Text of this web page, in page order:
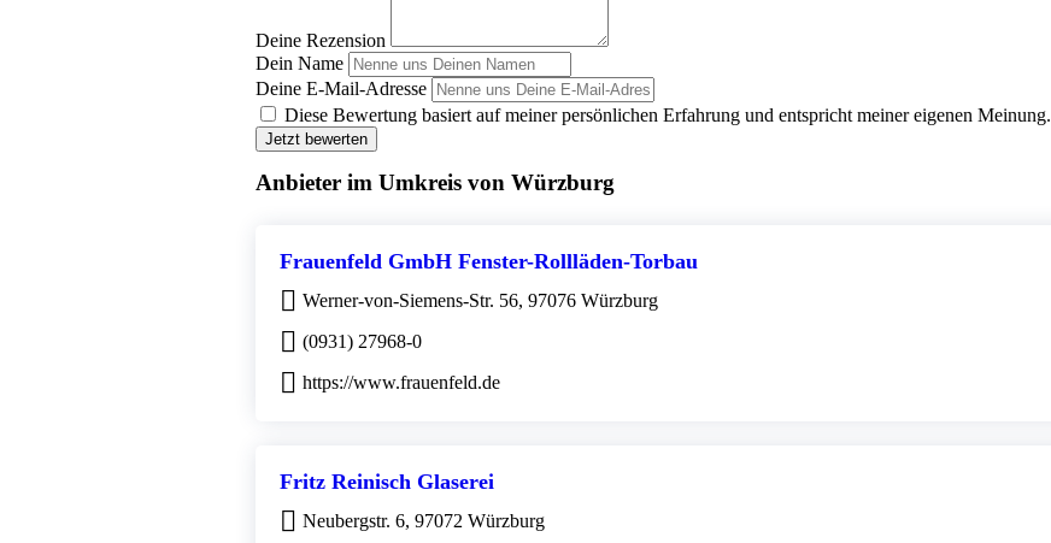
Deine Rezension
Dein Name
Deine E-Mail-Adresse
Diese Bewertung basiert auf meiner persönlichen Erfahrung und entspricht meiner eigenen Meinung.
Jetzt bewerten
Anbieter im Umkreis von Würzburg
Frauenfeld GmbH Fenster-Rollläden-Torbau
Werner-von-Siemens-Str. 56, 97076 Würzburg
(0931) 27968-0
https://www.frauenfeld.de
Fritz Reinisch Glaserei
Neubergstr. 6, 97072 Würzburg